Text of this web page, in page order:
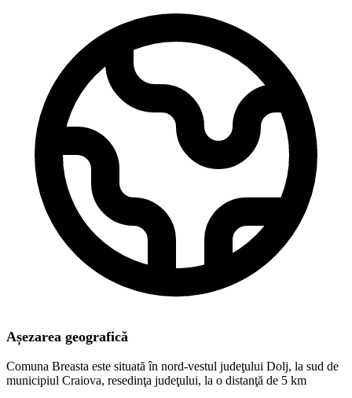
Așezarea geografică
Comuna Breasta este situată în nord-vestul judeţului Dolj, la sud de
municipiul Craiova, resedinţa judeţului, la o distanţă de 5 km